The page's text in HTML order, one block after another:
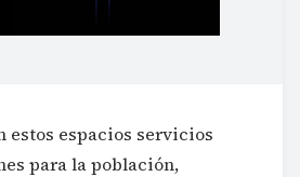
estos espacios servicios
para la población,